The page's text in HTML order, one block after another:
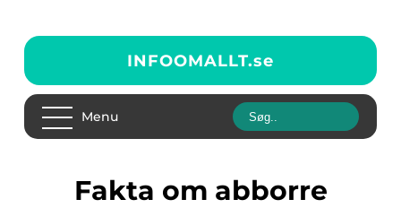
INFOOMALLT.se
Menu
fakta om abborre